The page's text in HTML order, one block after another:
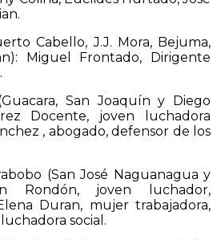
Cabello, J.J. Mora, Bejuma,
Miguel Frontado, Dirigente
San Joaquín y Diego
Docente, joven luchadora
, abogado, defensor de los
(San José Naguanagua y
Rondón, joven luchador,
Duran, mujer trabajadora,
social.